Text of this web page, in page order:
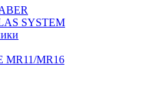
SYSTEM
MR11/MR16